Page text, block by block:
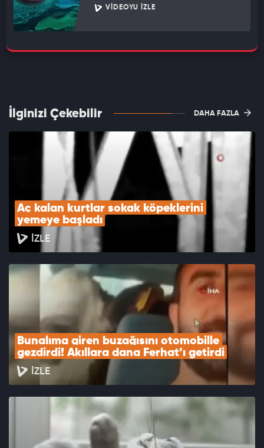
VIDEOYU İZLE
İlginizi Çekebilir DAHA FAZLA
Aç kalan kurtlar sokak köpeklerini
yemeye başladı
İZLE
Bunalıma giren buzağısını otomobille
gezdirdi! Akıllara dana Ferhat’ı getirdi
İZLE